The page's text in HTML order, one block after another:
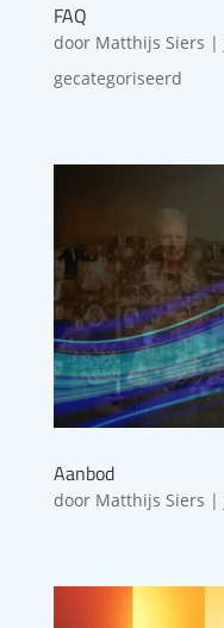
FAQ
door Matthijs Siers |
gecategoriseerd
Aanbod
door Matthijs Siers |